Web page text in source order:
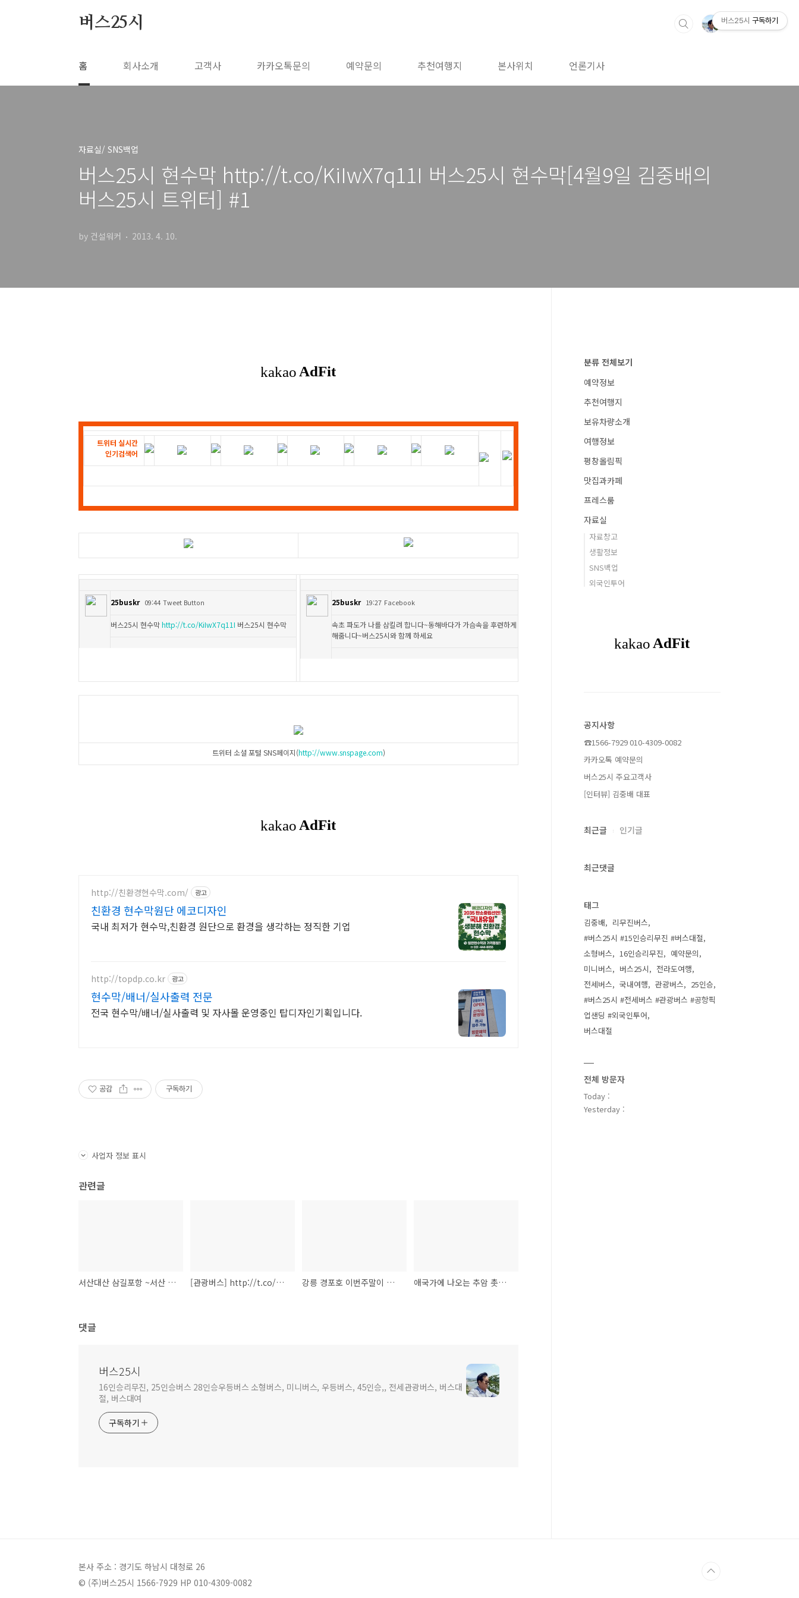
버스25시
홈 회사소개 고객사 카카오톡문의 예약문의 추천여행지 본사위치 언론기사
자료실/ SNS백업
버스25시 현수막 http://t.co/KiIwX7q11I 버스25시 현수막[4월9일 김중배의
버스25시 트위터] #1
by 건설워커 2013. 4. 10.
트위터 실시간
인기검색어
25buskr 09:44 Tweet Button
버스25시 현수막http://t.co/KiIwX7q11I 버스25시 현수막
25buskr 19:27 Facebook
속초 파도가 나를 삼킬려 합니다~동해바다가 가슴속을 후련하게
해줌니다~버스25시와 함께 하세요
트위터 소셜 포털 SNS페이지(http://www.snspage.com)
http://친환경현수막.com/ 광고
친환경 현수막원단 에코디자인
국내 최저가 현수막,친환경 원단으로 환경을 생각하는 정직한 기업
http://topdp.co.kr 광고
현수막/배너/실사출력 전문
전국 현수막/배너/실사출력 및 자사몰 운영중인 탑디자인기획입니다.
공감 구독하기
사업자 정보 표시
관련글
서산대산 삼길포항 ~서산 볼거리 해미읍성.간월암.개심사.팔봉산.주변에는 왜목마을.이..[4월13일 김중배의 버스25시 트위터] #1 [관광버스] http://t.co/Bqg0hOHBwD[4월10일 김중배의 버스25시 트위터] #1 강릉 경포호 이번주말이 벗꽃피크 입니다 버스25시와 함께 하세요~~^^[4월8일 김중배의 버스25시 트위터] #1 애국가에 나오는 추암 촛대바위 버스25시 http://t.co/kwQldOEHV9[4월7일 김중배의 버스25시 트위터] #1
댓글
버스25시
16인승리무진, 25인승버스 28인승우등버스 소형버스, 미니버스, 우등버스, 45인승,, 전세관광버스, 버스대
절, 버스대여
구독하기
분류 전체보기
예약정보
추천여행지
보유차량소개
여행정보
평창올림픽
맛집과카페
프레스룸
자료실
자료창고
생활정보
SNS백업
외국인투어
공지사항
☎1566-7929 010-4309-0082
카카오톡 예약문의
버스25시 주요고객사
[인터뷰] 김중배 대표
최근글 인기글
최근댓글
태그
김중배
리무진버스
#버스25시 #15인승리무진 #버스대절
소형버스
16인승리무진
예약문의
미니버스
버스25시
전라도여행
전세버스
국내여행 관광버스
25인승
#버스25시 #전세버스 #관광버스 #공항픽
업샌딩 #외국인투어
버스대절
전체 방문자
Today :
Yesterday :
본사 주소 : 경기도 하남시 대청로 26
© (주)버스25시 1566-7929 HP 010-4309-0082
버스25시 구독하기